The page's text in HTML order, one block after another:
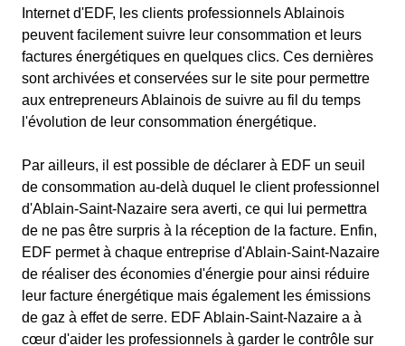
Internet d'EDF, les clients professionnels Ablainois
peuvent facilement suivre leur consommation et leurs
factures énergétiques en quelques clics. Ces dernières
sont archivées et conservées sur le site pour permettre
aux entrepreneurs Ablainois de suivre au fil du temps
l'évolution de leur consommation énergétique.
Par ailleurs, il est possible de déclarer à EDF un seuil
de consommation au-delà duquel le client professionnel
d'Ablain-Saint-Nazaire sera averti, ce qui lui permettra
de ne pas être surpris à la réception de la facture. Enfin,
EDF permet à chaque entreprise d'Ablain-Saint-Nazaire
de réaliser des économies d'énergie pour ainsi réduire
leur facture énergétique mais également les émissions
de gaz à effet de serre. EDF Ablain-Saint-Nazaire a à
cœur d'aider les professionnels à garder le contrôle sur